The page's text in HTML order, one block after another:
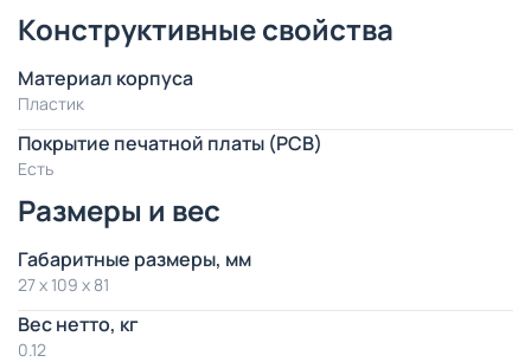
Конструктивные свойства
Материал корпуса
Пластик
Покрытие печатной платы (PCB)
Есть
Размеры и вес
Габаритные размеры, мм
27 x 109 x 81
Вес нетто, кг
0.12